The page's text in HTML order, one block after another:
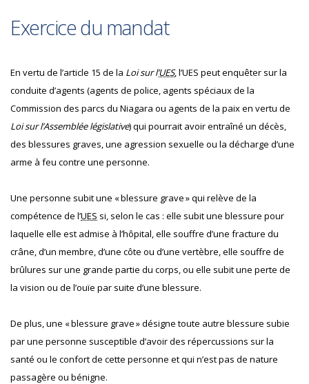
Exercice du mandat
En vertu de l’article 15 de la Loi sur l’UES, l’UES peut enquêter sur la
conduite d’agents (agents de police, agents spéciaux de la
Commission des parcs du Niagara ou agents de la paix en vertu de
Loi sur l’Assemblée législative) qui pourrait avoir entraîné un décès,
des blessures graves, une agression sexuelle ou la décharge d’une
arme à feu contre une personne.
Une personne subit une « blessure grave » qui relève de la
compétence de l’UES si, selon le cas : elle subit une blessure pour
laquelle elle est admise à l’hôpital, elle souffre d’une fracture du
crâne, d’un membre, d’une côte ou d’une vertèbre, elle souffre de
brûlures sur une grande partie du corps, ou elle subit une perte de
la vision ou de l’ouïe par suite d’une blessure.
De plus, une « blessure grave » désigne toute autre blessure subie
par une personne susceptible d’avoir des répercussions sur la
santé ou le confort de cette personne et qui n’est pas de nature
passagère ou bénigne.